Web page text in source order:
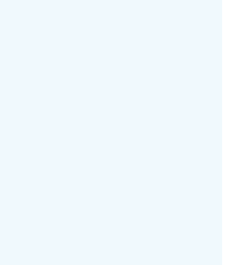
en isolatie de
dag en nacht!